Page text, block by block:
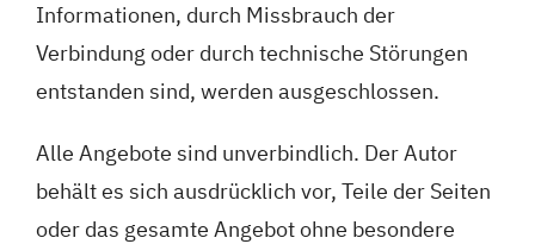
Informationen, durch Missbrauch der
Verbindung oder durch technische Störungen
entstanden sind, werden ausgeschlossen.
Alle Angebote sind unverbindlich. Der Autor
behält es sich ausdrücklich vor, Teile der Seiten
oder das gesamte Angebot ohne besondere